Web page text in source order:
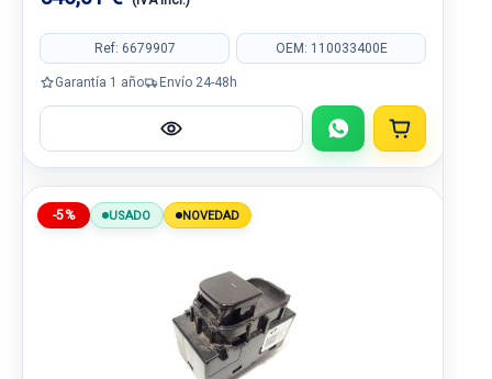
Ref: 6679907 OEM: 110033400E
Garantía 1 año Envío 24-48h
-5% USADO NOVEDAD